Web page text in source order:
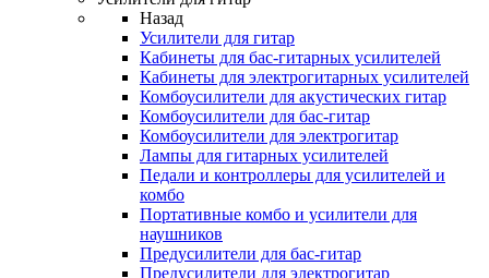
Назад
Усилители для гитар
Кабинеты для бас-гитарных усилителей
Кабинеты для электрогитарных усилителей
Комбоусилители для акустических гитар
Комбоусилители для бас-гитар
Комбоусилители для электрогитар
Лампы для гитарных усилителей
Педали и контроллеры для усилителей и
комбо
Портативные комбо и усилители для
наушников
Предусилители для бас-гитар
Предусилители для электрогитар